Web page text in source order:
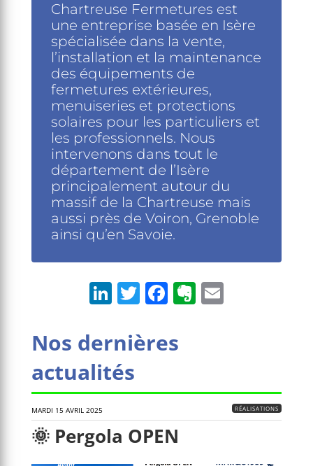
Chartreuse Fermetures est
une entreprise basée en Isère
spécialisée dans la vente,
l’installation et la maintenance
des équipements de
fermetures extérieures,
menuiseries et protections
solaires pour les particuliers et
les professionnels. Nous
intervenons dans tout le
département de l’Isère
principalement autour du
massif de la Chartreuse mais
aussi près de Voiron, Grenoble
ainsi qu’en Savoie.
Li
k
e
dI
T
itt
er
F
c
e
o
k
E
Nos dernières
actualités
MARDI 15 AVRIL 2025 RÉALISATIONS
🌞 Pergola OPEN